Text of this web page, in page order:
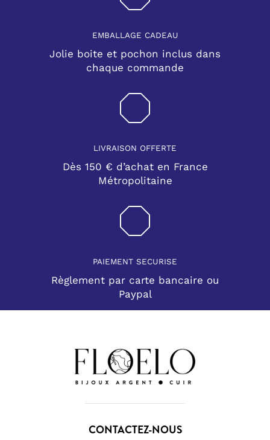
EMBALLAGE CADEAU
Jolie boite et pochon inclus dans
chaque commande
LIVRAISON OFFERTE
Dès 150 € d’achat en France
Métropolitaine
PAIEMENT SECURISE
Règlement par carte bancaire ou
Paypal
CONTACTEZ-NOUS